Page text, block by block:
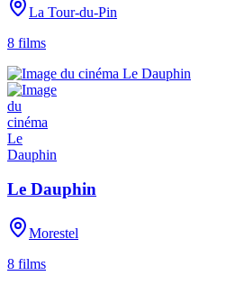
La Tour-du-Pin
8 films
Le Dauphin
Morestel
8 films